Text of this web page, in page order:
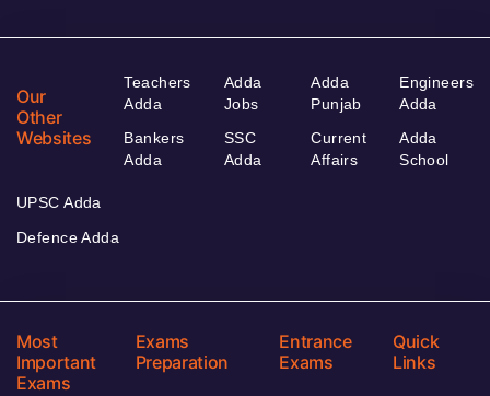
Our
Other
Websites
Teachers
Adda
Bankers
Adda
Adda
Jobs
SSC
Adda
Adda
Punjab
Current
Affairs
Engineers
Adda
Adda
School
UPSC Adda
Defence Adda
Most
Important
Exams
Exams
Preparation
Entrance
Exams
Quick
Links